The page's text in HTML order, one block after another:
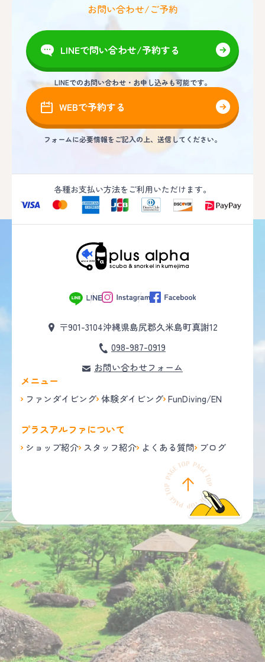
お問い合わせ/ご予約
LINEで問い合わせ/予約する
LINEでのお問い合わせ・お申し込みも可能です。
WEBで予約する
フォームに必要情報をご記入の上、送信してください。
各種お支払い方法をご利用いただけます。
〒901-3104沖縄県島尻郡久米島町真謝12
098-987-0919
お問い合わせフォーム
メニュー
ファンダイビング 体験ダイビング FunDiving/EN
プラスアルファについて
ショップ紹介 スタッフ紹介 よくある質問 ブログ